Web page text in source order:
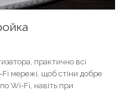
практично всі
Fi мережі, щоб стіни добре
Wi-Fi, навіть при